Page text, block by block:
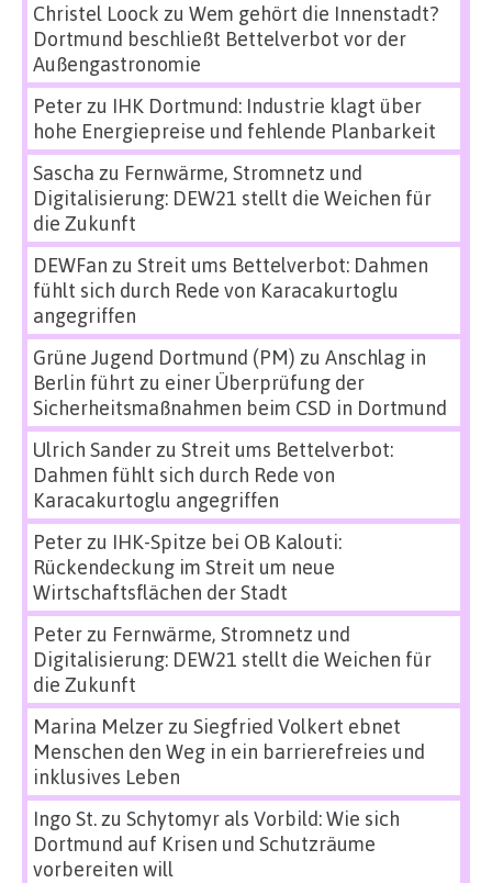
Christel Loock zu Wem gehört die Innenstadt?
Dortmund beschließt Bettelverbot vor der
Außengastronomie
Peterzu IHK Dortmund: Industrie klagt über
hohe Energiepreise und fehlende Planbarkeit
Sascha zu Fernwärme, Stromnetz und
Digitalisierung: DEW21 stellt die Weichen für
die Zukunft
DEWFan zu Streit ums Bettelverbot: Dahmen
fühlt sich durch Rede von Karacakurtoglu
angegriffen
Grüne Jugend Dortmund (PM) zu Anschlag in
Berlin führt zu einer Überprüfung der
Sicherheitsmaßnahmen beim CSD in Dortmund
Ulrich Sanderzu Streit ums Bettelverbot:
Dahmen fühlt sich durch Rede von
Karacakurtoglu angegriffen
Peterzu IHK-Spitze bei OB Kalouti:
Rückendeckung im Streit um neue
Wirtschaftsflächen der Stadt
Peterzu Fernwärme, Stromnetz und
Digitalisierung: DEW21 stellt die Weichen für
die Zukunft
Marina Melzerzu Siegfried Volkert ebnet
Menschen den Weg in ein barrierefreies und
inklusives Leben
Ingo St.zu Schytomyr als Vorbild: Wie sich
Dortmund auf Krisen und Schutzräume
vorbereiten will